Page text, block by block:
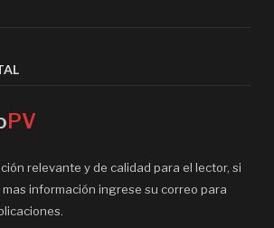
PV
relevante y de calidad para el lector, si
información ingrese su correo para